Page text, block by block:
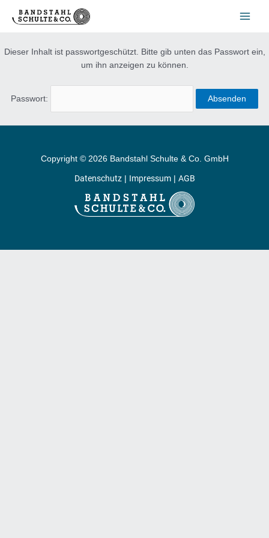
Inhalt
Main
Dieser Inhalt ist passwortgeschützt. Bitte gib unten das Passwort ein,
um ihn anzeigen zu können.
Passwort:
Copyright © 2026 Bandstahl Schulte & Co. GmbH
Datenschutz| Impressum| AGB